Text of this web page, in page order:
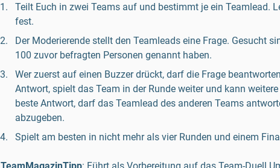
Teilt Euch in zwei Teams auf und bestimmt je ein Teamlead.
fest.
Der Moderierende stellt den Teamleads eine Frage. Gesucht
100 zuvor befragten Personen genannt haben.
Wer zuerst auf einen Buzzer drückt, darf die Frage
Antwort, spielt das Team in der Runde weiter und kann
beste Antwort, darf das Teamlead des anderen Teams
abzugeben.
Spielt am besten in nicht mehr als vier Runden und einem